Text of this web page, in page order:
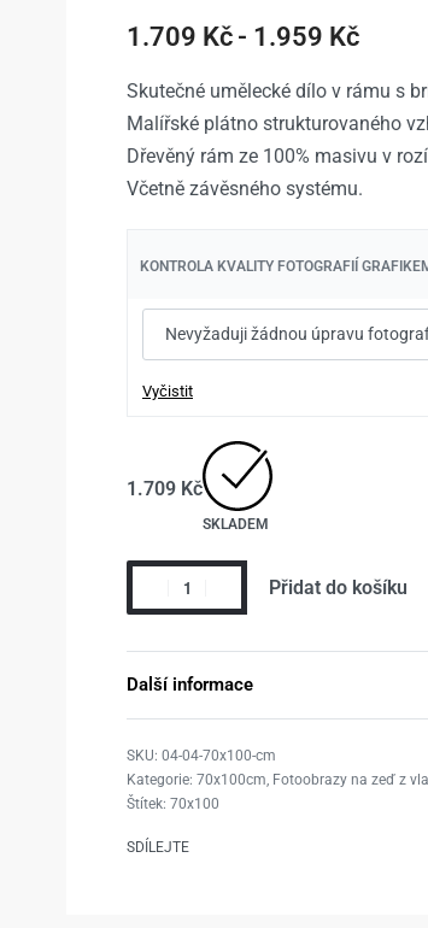
1.959Kč
1.959Kč
1.709 Kč 1.959 Kč
Skutečné umělecké dílo v rámu s
Malířské plátno strukturovaného
Dřevěný rám ze 100% masivu v
Včetně závěsného systému.
KONTROLA KVALITY FOTOGRAFIÍ
Vyčistit
1.709 Kč
SKLADEM
Přidat do košíku
Další informace
04-04-70x100-cm
Kategorie: 70x100cm, Fotoobrazy na zeď z
Štítek: 70x100
SDÍLEJTE